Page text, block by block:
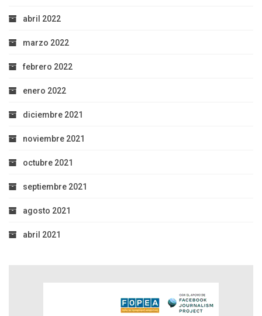
abril 2022
marzo 2022
febrero 2022
enero 2022
diciembre 2021
noviembre 2021
octubre 2021
septiembre 2021
agosto 2021
abril 2021